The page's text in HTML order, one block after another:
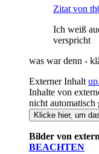
Zitat von
Ich weiß
verspricht
was war denn -
Externer Inhalt
Inhalte von
nicht automatisch
Klicke hier, um
Bilder von
BEACHTEN